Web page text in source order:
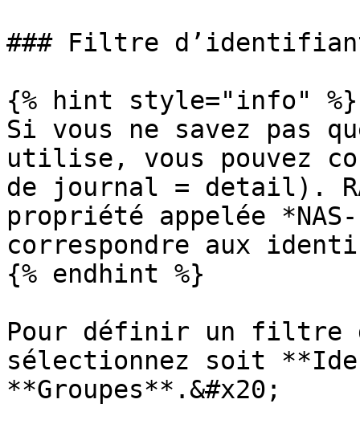
### Filtre d’identifiant
{% hint style="info" %}
Si vous ne savez pas
utilise, vous pouvez
de journal = detail).
propriété appelée
correspondre aux
{% endhint %}
Pour définir un filtre
sélectionnez soit
**Groupes**.&#x20;